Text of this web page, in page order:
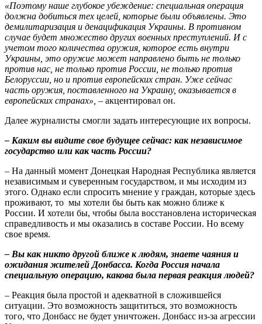
«Поэтому наше глубокое убеждение: специальная операция
должна добиться тех целей, которые были объявлены. Это
демилитаризация и денацификация Украины. В противном
случае будет множество других военных преступлений. И с
учетом того количества оружия, которое есть внутри
Украины, это оружие может направлено быть не только
против нас, не только против России, не только против
Белоруссии, но и против европейских стран. Уже сейчас
часть оружия, поставленного на Украину, оказывается в
европейских странах», – акцентировал он.
Далее журналисты смогли задать интересующие их вопросы.
– Каким вы видите свое будущее сейчас: как независимое
государство или как часть России?
– На данный момент Донецкая Народная Республика является
независимым и суверенным государством, и мы исходим из
этого. Однако если спросить мнение у граждан, которые здесь
проживают, то мы хотели бы быть как можно ближе к
России. И хотели бы, чтобы была восстановлена историческая
справедливость и мы оказались в составе России. Но всему
свое время.
– Вы как никто другой ближе к людям, знаете чаяния и
ожидания жителей Донбасса. Когда Россия начала
специальную операцию, какова была первая реакция людей?
– Реакция была простой и адекватной в сложившейся
ситуации. Это возможность защититься, это возможность
того, что Донбасс не будет уничтожен. Донбасс из-за агрессии